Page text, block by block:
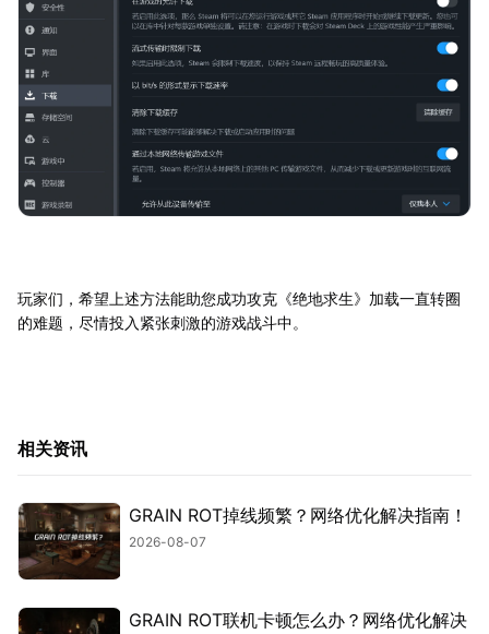
玩家们，希望上述方法能助您成功攻克《绝地求生》加载一直转圈
的难题，尽情投入紧张刺激的游戏战斗中。
相关资讯
GRAIN ROT掉线频繁？网络优化解决指南！
2026-08-07
GRAIN ROT联机卡顿怎么办？网络优化解决